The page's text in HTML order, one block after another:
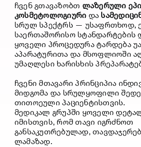
ჩვენ გთავაზობთ ლაზერული
კოსმეტოლოგიური და
სრულ სპექტრს — უსაფრთხოდ,
საერთაშორისო სტანდარტების
ყოველი პროცედურა ტარდება
აპარატურითა და მსოფლიოში
უმაღლესი ხარისხის
ჩვენი მთავარი პრინციპია
მიდგომა და სრულყოფილი
თითოეული პაციენტისთვის.
მედიკალ გრუპში ყოველი
იმისთვის, რომ თავი იგრძნოთ
განსაკუთრებულად,
ლამაზად.